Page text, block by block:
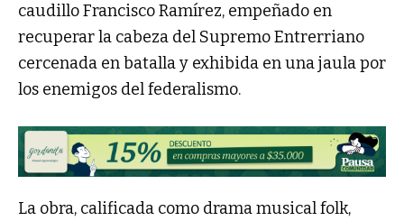
caudillo Francisco Ramírez, empeñado en
recuperar la cabeza del Supremo Entrerriano
cercenada en batalla y exhibida en una jaula por
los enemigos del federalismo.
La obra, calificada como drama musical folk,